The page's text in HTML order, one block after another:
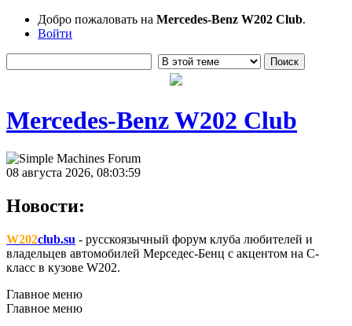
Добро пожаловать на Mercedes-Benz W202 Club.
Войти
Mercedes-Benz W202 Club
08 августа 2026, 08:03:59
Новости:
W202club.su - русскоязычный форум клуба любителей и
владельцев автомобилей Мерседес-Бенц с акцентом на C-
класс в кузове W202.
Главное меню
Главное меню